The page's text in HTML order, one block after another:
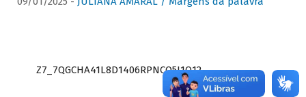
Z7_7QGCHA41L8D1406RPNCQ5J1O12